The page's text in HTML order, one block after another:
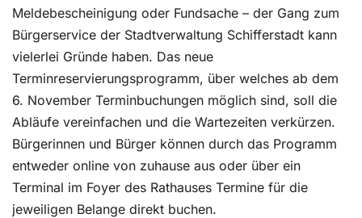
Meldebescheinigung oder Fundsache – der Gang zum
Bürgerservice der Stadtverwaltung Schifferstadt kann
vielerlei Gründe haben. Das neue
Terminreservierungsprogramm, über welches ab dem
6. November Terminbuchungen möglich sind, soll die
Abläufe vereinfachen und die Wartezeiten verkürzen.
Bürgerinnen und Bürger können durch das Programm
entweder online von zuhause aus oder über ein
Terminal im Foyer des Rathauses Termine für die
jeweiligen Belange direkt buchen.